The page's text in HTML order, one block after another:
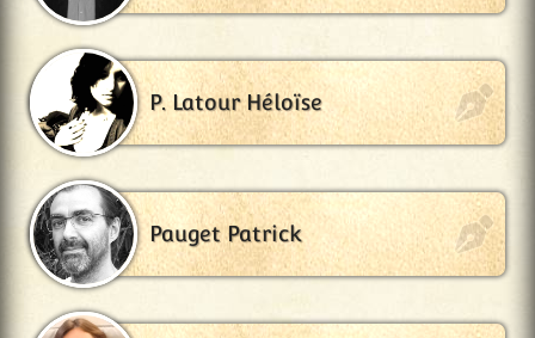
P. Latour Héloïse
Pauget Patrick